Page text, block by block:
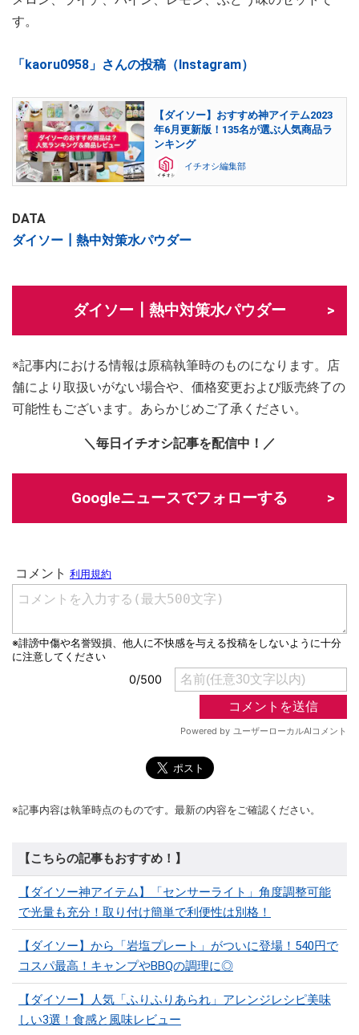
す。
「kaoru0958」さんの投稿（Instagram）
【ダイソー】おすすめ神アイテム2023
年6月更新版！135名が選ぶ人気商品ラ
ンキング
イチオシ編集部
DATA
ダイソー┃熱中対策水パウダー
ダイソー┃熱中対策水パウダー
※記事内における情報は原稿執筆時のものになります。店
舗により取扱いがない場合や、価格変更および販売終了の
可能性もございます。あらかじめご了承ください。
＼毎日イチオシ記事を配信中！／
Googleニュースでフォローする
※記事内容は執筆時点のものです。最新の内容をご確認ください。
【こちらの記事もおすすめ！】
【ダイソー神アイテム】「センサーライト」角度調整可能
で光量も充分！取り付け簡単で利便性は別格！
【ダイソー】から「岩塩プレート」がついに登場！540円で
コスパ最高！キャンプやBBQの調理に◎
【ダイソー】人気「ふりふりあられ」アレンジレシピ美味
しい3選！食感と風味レビュー